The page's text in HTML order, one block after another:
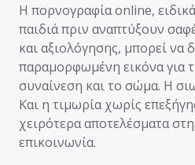
Η πορνογραφία online,
παιδιά πριν αναπτύξουν
και αξιολόγησης, μπορεί να
παραμορφωμένη εικόνα για
συναίνεση και το σώμα. Η
Και η τιμωρία χωρίς
χειρότερα αποτελέσματα
επικοινωνία.